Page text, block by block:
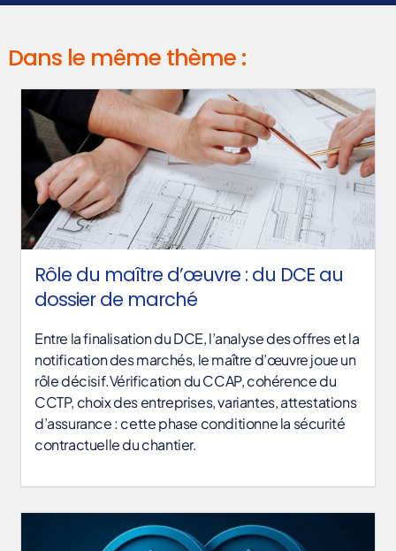
Dans le même thème :
Rôle du maître d’œuvre : du DCE au
dossier de marché
Entre la finalisation du DCE, l’analyse des offres et la
notification des marchés, le maître d’œuvre joue un
rôle décisif.Vérification du CCAP, cohérence du
CCTP, choix des entreprises, variantes, attestations
d’assurance : cette phase conditionne la sécurité
contractuelle du chantier.